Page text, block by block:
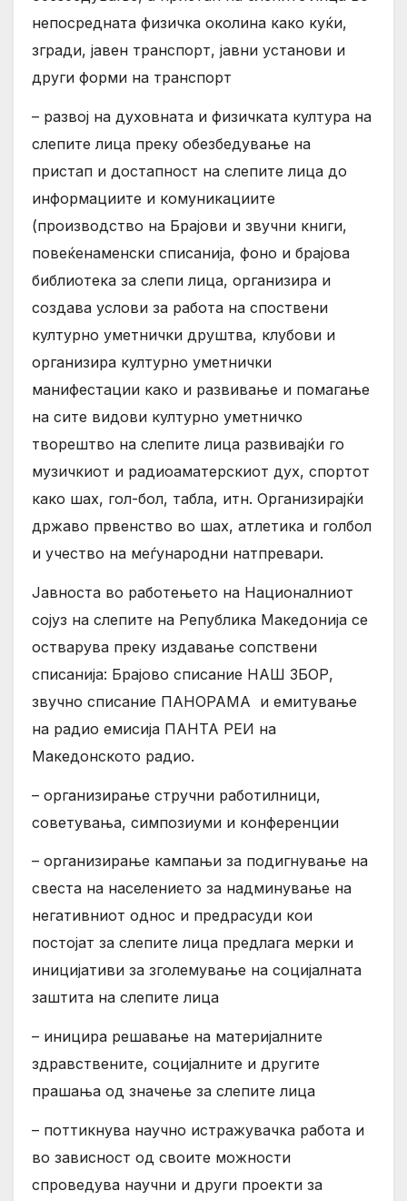
непосредната физичка околина како куќи,
згради, јавен транспорт, јавни установи и
други форми на транспорт
– развој на духовната и физичката култура на
слепите лица преку обезбедување на
пристап и достапност на слепите лица до
информациите и комуникациите
(производство на Брајови и звучни книги,
повеќенаменски списанија, фоно и брајова
библиотека за слепи лица, организира и
создава услови за работа на споствени
културно уметнички друштва, клубови и
организира културно уметнички
манифестации како и развивање и помагање
на сите видови културно уметничко
творештво на слепите лица развивајќи го
музичкиот и радиоаматерскиот дух, спортот
како шах, гол-бол, табла, итн. Организирајќи
државо првенство во шах, атлетика и голбол
и учество на меѓународни натпревари.
Јавноста во работењето на Националниот
сојуз на слепите на Република Македонија се
остварува преку издавање сопствени
списанија: Брајово списание НАШ ЗБОР,
звучно списание ПАНОРАМА и емитување
на радио емисија ПАНТА РЕИ на
Македонското радио.
– организирање стручни работилници,
советувања, симпозиуми и конференции
– организирање кампањи за подигнување на
свеста на населението за надминување на
негативниот однос и предрасуди кои
постојат за слепите лица предлага мерки и
иницијативи за зголемување на социјалната
заштита на слепите лица
– иницира решавање на материјалните
здравствените, социјалните и другите
прашања од значење за слепите лица
– поттикнува научно истражувачка работа и
во зависност од своите можности
спроведува научни и други проекти за